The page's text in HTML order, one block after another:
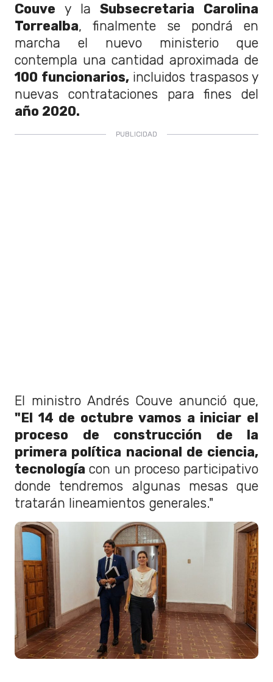
Couve y laSubsecretaria Carolina
Torrealba, finalmente se pondrá en
marcha el nuevo ministerio que
contempla una cantidad aproximada de
100 funcionarios,incluidos traspasos y
nuevas contrataciones para fines del
año 2020.
El ministro Andrés Couve anunció que,
"El 14 de octubre vamos a iniciar el
proceso de construcción de la
primera política nacional de ciencia,
tecnología con un proceso participativo
donde tendremos algunas mesas que
tratarán lineamientos generales."